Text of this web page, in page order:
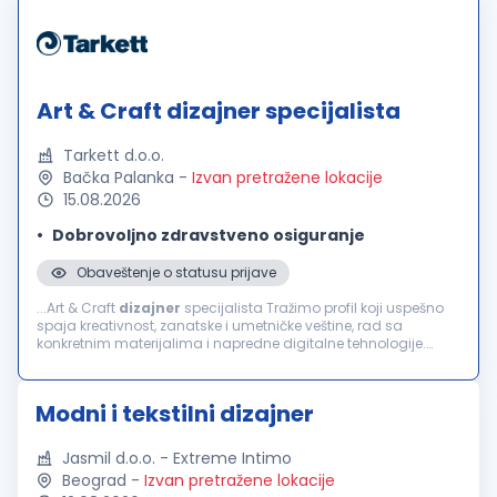
Art & Craft dizajner specijalista
Tarkett d.o.o.
Bačka Palanka - Izvan pretražene lokacije
15.08.2026
Dobrovoljno zdravstveno osiguranje
Obaveštenje o statusu prijave
...Art & Craft dizajner specijalista Tražimo profil koji uspešno
spaja kreativnost, zanatske i umetničke veštine, rad sa
konkretnim materijalima i napredne digitalne tehnologije.
vizuelnih...
Modni i tekstilni dizajner
Jasmil d.o.o. - Extreme Intimo
Beograd - Izvan pretražene lokacije